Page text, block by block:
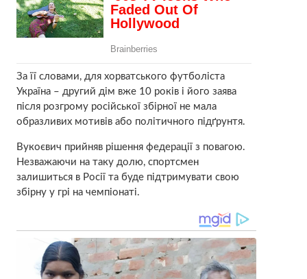
За її словами, для хорватського футболіста
Україна – другий дім вже 10 років і його заява
після розгрому російської збірної не мала
образливих мотивів або політичного підґрунтя.
Вукоєвич прийняв рішення федерації з повагою.
Незважаючи на таку долю, спортсмен
залишиться в Росії та буде підтримувати свою
збірну у грі на чемпіонаті.